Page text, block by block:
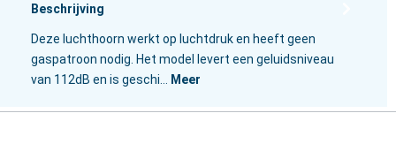
Beschrijving
Deze luchthoorn werkt op luchtdruk en heeft geen
gaspatroon nodig. Het model levert een geluidsniveau
van 112dB en is geschi…
Meer